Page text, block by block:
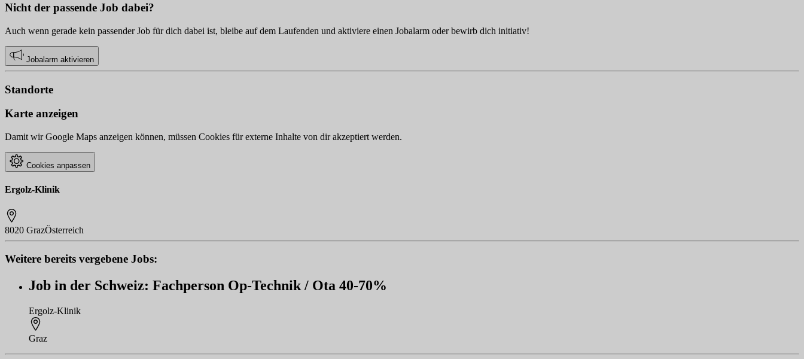
Nicht der passende Job dabei?
Auch wenn gerade kein passender Job für dich dabei ist, bleibe auf dem Laufenden und aktiviere einen Jobalarm oder bewirb dich initiativ!
Jobalarm aktivieren
Standorte
Karte anzeigen
Damit wir Google Maps anzeigen können, müssen Cookies für externe Inhalte von dir akzeptiert werden.
Cookies anpassen
Ergolz-Klinik
8020 GrazÖsterreich
Weitere bereits vergebene Jobs:
Job in der Schweiz: Fachperson Op-Technik / Ota 40-70%
Ergolz-Klinik
Graz